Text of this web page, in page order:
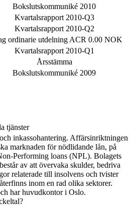
Bokslutskommuniké 2010
Kvartalsrapport 2010-Q3
Kvartalsrapport 2010-Q2
ordinarie utdelning ACR 0.00 NOK
Kvartalsrapport 2010-Q1
Årsstämma
Bokslutskommuniké 2009
tjänster
inkassohantering. Affärsinriktningen
marknaden för nödlidande lån, på
Performing loans (NPL). Bolagets
av att övervaka skulder, bedriva
relaterade till insolvens och tvister
inom en rad olika sektorer.
har huvudkontor i Oslo.